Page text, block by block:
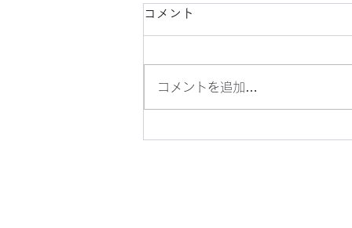
懐かしい、横浜駅周辺の風景
コメント
コメントを追加…